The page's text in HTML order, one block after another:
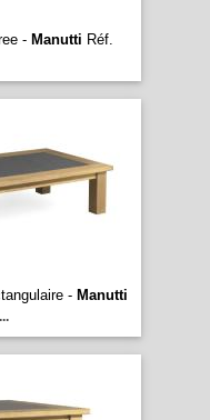
- Manutti Réf.
- Manutti
...